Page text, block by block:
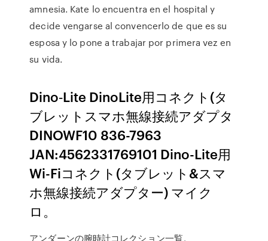
amnesia. Kate lo encuentra en el hospital y
decide vengarse al convencerlo de que es su
esposa y lo pone a trabajar por primera vez en
su vida.
Dino‐Lite DinoLite用コネクト(タ
ブレットスマホ無線接続アダプタ
DINOWF10 836-7963
JAN:4562331769101 Dino-Lite用
Wi-Fiコネクト(タブレット&スマ
ホ無線接続アダプター) マイク
ロ。
アンダーンの腕時計コレクション一覧。